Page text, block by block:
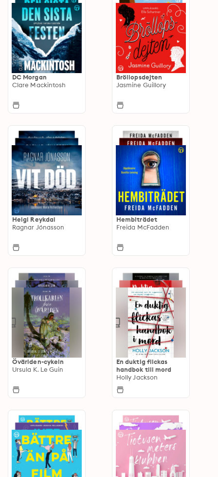
DC Morgan
Clare Mackintosh
Bröllopsdejten
Jasmine Guillory
Helgi Reykdal
Ragnar Jónasson
Hembiträdet
Freida McFadden
Övärlden-cykeln
Ursula K. Le Guin
En duktig flickas
handbok till mord
Holly Jackson